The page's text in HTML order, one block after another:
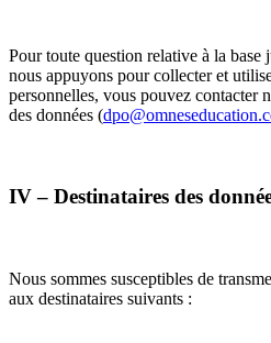
Pour toute question relative à la
nous appuyons pour collecter et
personnelles, vous pouvez contacter
des données (
IV – Destinataires des
Nous sommes susceptibles de
aux destinataires suivants :